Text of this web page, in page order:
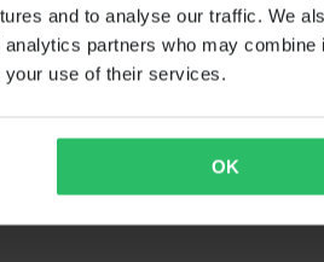
and to analyse our traffic. We
partners who may combine
your use of their services.
OK